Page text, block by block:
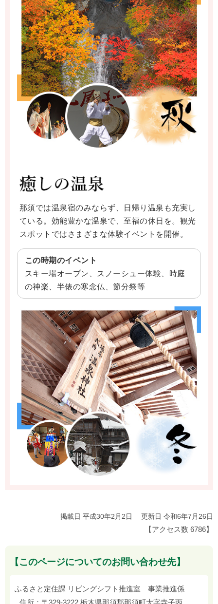
那須では温泉宿のみならず、日帰り温泉も充実し
ている。効能豊かな温泉で、至福の休日を。観光
スポットではさまざまな体験イベントを開催。
この時期のイベント
スキー場オープン、スノーシュー体験、時庭
の神楽、半俵の寒念仏、節分祭等
掲載日 平成30年2月2日 更新日 令和6年7月26日
【アクセス数 6786】
【このページについてのお問い合わせ先】
ふるさと定住課 リビングシフト推進室 事業推進係
住所： 〒329-3222 栃木県那須郡那須町大字寺子丙